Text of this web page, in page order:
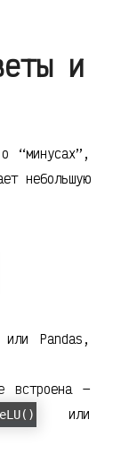
и
“минусах”,
небольшую
или Pandas,
встроена —
или